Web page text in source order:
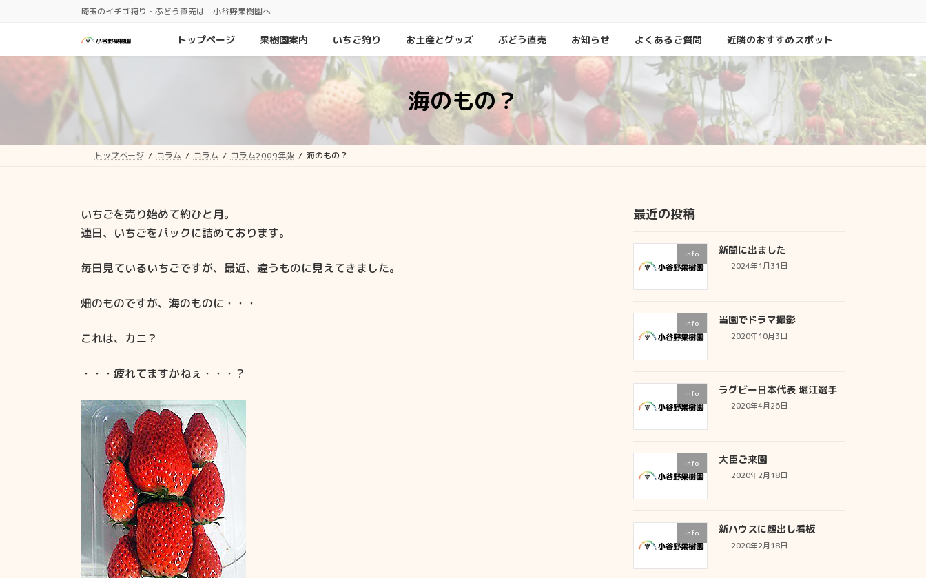
ン
プ
ー
動
埼玉のイチゴ狩り・ぶどう直売は 小谷野果樹園へ
トップページ 果樹園案内 いちご狩り お土産とグッズ ぶどう直売 お知らせ よくあるご質問 近隣のおすすめスポット
海のもの？
トップページ コラム コラム コラム2009年版 海のもの？
いちごを売り始めて約ひと月。
連日、いちごをパックに詰めております。
毎日見ているいちごですが、最近、違うものに見えてきました。
畑のものですが、海のものに・・・
これは、カニ？
・・・疲れてますかねぇ・・・？
最近の投稿
info 新聞に出ました
2024年1月31日
info 当園でドラマ撮影
2020年10月3日
info ラグビー日本代表 堀江選手
2020年4月26日
info 大臣ご来園
2020年2月18日
info 新ハウスに顔出し看板
2020年2月18日